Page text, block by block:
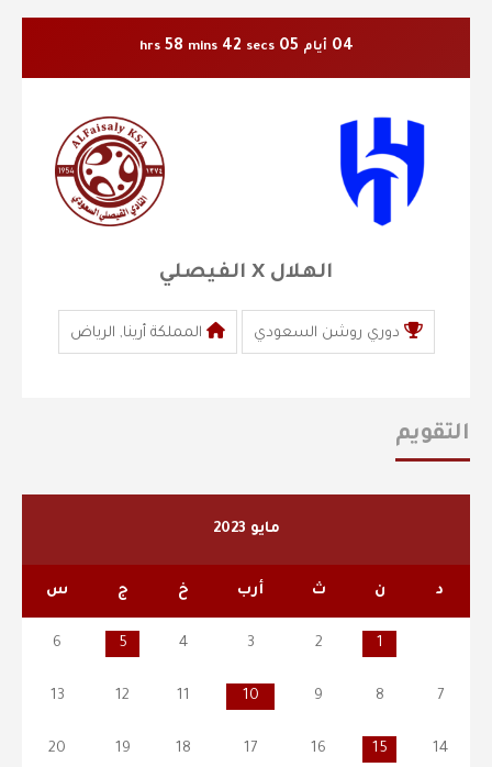
04 أيام 05
hrs 58 mins 41 secs
الهلال X الفيصلي
دوري روشن السعودي المملكة أرينا, الرياض
التقويم
مايو 2023
د ن ث أرب خ ج س
1
2
3
4
5
6
7
8
9
10
11
12
13
14
15
16
17
18
19
20